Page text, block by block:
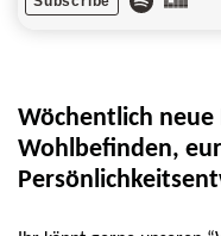
Wöchentlich
Wohlbefinden,